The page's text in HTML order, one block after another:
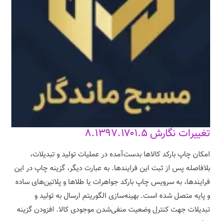
تغییرات نگارش ۸.۱۳۹۷.۱۷۰۱.۵
امکان چاپ بارکد کالاها بدست‌آمده در عملیات تولید و تبدیلات،
بلافاصله پس از ثبت این فرایندها. به عبارت دیگر، گزینه چاپ در این
فرایندها، به سرویس چاپ بارکد جواهرات یا طلاها و پلاتین‌های ساده
و پایه متصل شده است. بهینه‌سازی الگوریتم ارسال به تولید و
تبدیلات جهت کنترل وضعیت منفی‌شدن موجودی کالا. افزودن گزینه